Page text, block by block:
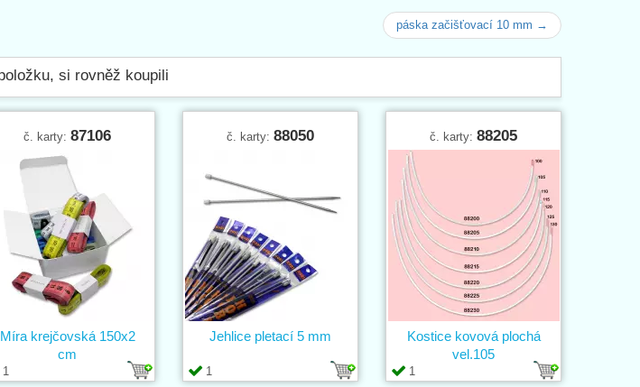
páska začišťovací 10 mm →
si rovněž koupili
č. karty: 87106
1
Míra krejčovská 150x2
cm
č. karty: 88050
1
Jehlice pletací 5 mm
č. karty: 88205
1
Kostice kovová plochá
vel.105